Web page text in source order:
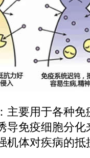
主要用于各种
导免疫细胞分
机体对疾病的抵